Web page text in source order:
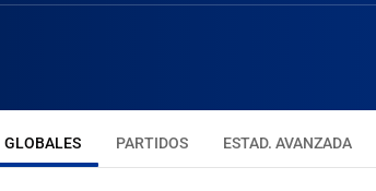
GLOBALES PARTIDOS ESTAD. AVANZADA